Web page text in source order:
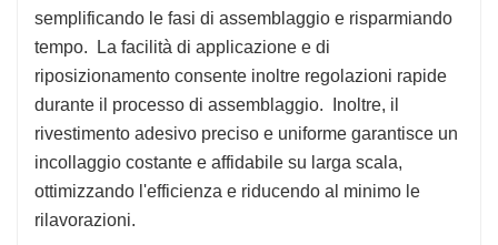
semplificando le fasi di assemblaggio e risparmiando
tempo. La facilità di applicazione e di
riposizionamento consente inoltre regolazioni rapide
durante il processo di assemblaggio. Inoltre, il
rivestimento adesivo preciso e uniforme garantisce un
incollaggio costante e affidabile su larga scala,
ottimizzando l'efficienza e riducendo al minimo le
rilavorazioni.